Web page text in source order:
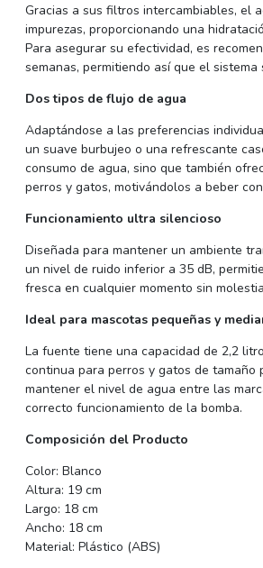
Gracias a sus filtros intercambiables, el
impurezas, proporcionando una
Para asegurar su efectividad, es
semanas, permitiendo así que el
Dos tipos de flujo de agua
Adaptándose a las preferencias
un suave burbujeo o una refrescante
consumo de agua, sino que también
perros y gatos, motivándolos a beber
Funcionamiento ultra silencioso
Diseñada para mantener un ambiente
un nivel de ruido inferior a 35 dB,
fresca en cualquier momento sin
Ideal para mascotas pequeñas y
La fuente tiene una capacidad de 2,2
continua para perros y gatos de tamaño
mantener el nivel de agua entre las
correcto funcionamiento de la bomba.
Composición del Producto
Color: Blanco
Altura: 19 cm
Largo: 18 cm
Ancho: 18 cm
Material: Plástico (ABS)